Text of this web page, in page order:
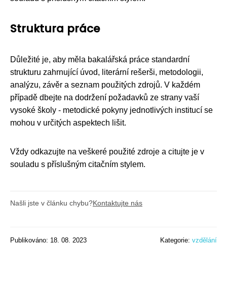
Struktura práce
Důležité je, aby měla bakalářská práce standardní
strukturu zahrnující úvod, literární rešerši, metodologii,
analýzu, závěr a seznam použitých zdrojů. V každém
případě dbejte na dodržení požadavků ze strany vaší
vysoké školy - metodické pokyny jednotlivých institucí se
mohou v určitých aspektech lišit.
Vždy odkazujte na veškeré použité zdroje a citujte je v
souladu s příslušným citačním stylem.
Našli jste v článku chybu?Kontaktujte nás
Publikováno: 18. 08. 2023 Kategorie: vzdělání